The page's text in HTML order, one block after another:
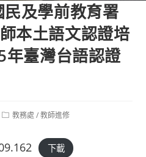
及學前教育署
本土語文認證培
臺灣台語認證
Post教務處 / 教師進修
下載